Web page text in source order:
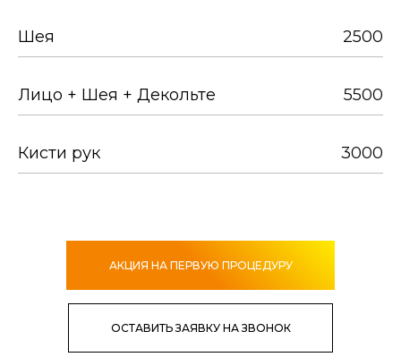
Шея 2500
Лицо + Шея + Декольте 5500
Кисти рук 3000
АКЦИЯ НА ПЕРВУЮ ПРОЦЕДУРУ
ОСТАВИТЬ ЗАЯВКУ НА ЗВОНОК